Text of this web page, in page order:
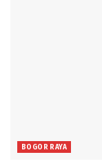
BOGOR RAYA